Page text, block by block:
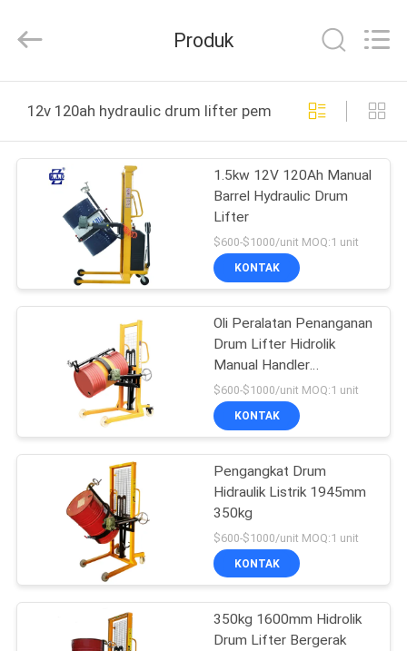
PRODUK
VIDEO
TENTANG
KAMI
PABRIK
KONTROL
KUALITAS
HUBUNGI
Machinery
Co.,Ltd.
Reserved.
Produk
12v 120ah hydraulic drum lifter pembuatan online
1.5kw 12V 120Ah Manual
Barrel Hydraulic Drum
Lifter
$600-$1000/unit MOQ:1 unit
KONTAK
Oli Peralatan Penanganan
Drum Lifter Hidrolik
Manual Handler
Serbaguna
$600-$1000/unit MOQ:1 unit
KONTAK
Pengangkat Drum
Hidraulik Listrik 1945mm
350kg
$600-$1000/unit MOQ:1 unit
KONTAK
350kg 1600mm Hidrolik
Drum Lifter Bergerak